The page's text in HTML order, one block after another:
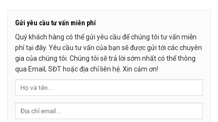
Gửi yêu cầu tư vấn miễn phí
Quý khách hàng có thể gửi yêu cầu để chúng tôi tư vấn miễn
phí tại đây. Yêu cầu tư vấn của bạn sẽ được gửi tới các chuyên
gia của chúng tôi. Chúng tôi sẽ trả lời sớm nhất có thể thông
qua Email, SĐT hoặc địa chỉ liên hệ. Xin cảm ơn!